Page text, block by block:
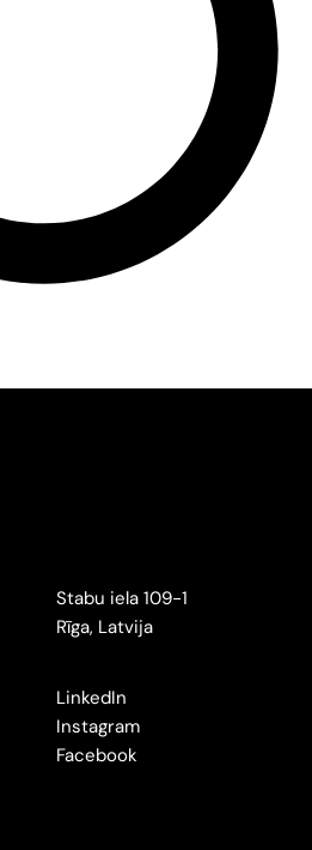
Stabu iela 109-1
Rīga, Latvija
LinkedIn
Instagram
Facebook